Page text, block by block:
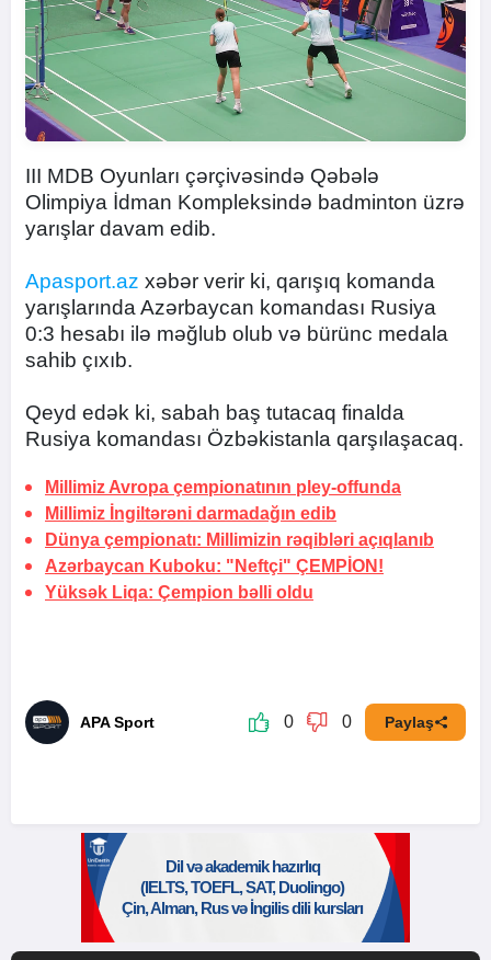
III MDB Oyunları çərçivəsində Qəbələ
Olimpiya İdman Kompleksində badminton üzrə
yarışlar davam edib.
Apasport.az xəbər verir ki, qarışıq komanda
yarışlarında Azərbaycan komandası Rusiya
0:3 hesabı ilə məğlub olub və bürünc medala
sahib çıxıb.
Qeyd edək ki, sabah baş tutacaq finalda
Rusiya komandası Özbəkistanla qarşılaşacaq.
Millimiz Avropa çempionatının pley-offunda
Millimiz İngiltərəni darmadağın edib
Dünya çempionatı: Millimizin rəqibləri açıqlanıb
Azərbaycan Kuboku: "Neftçi" ÇEMPİON!
Yüksək Liqa: Çempion bəlli oldu
APA Sport 0 0 Paylaş